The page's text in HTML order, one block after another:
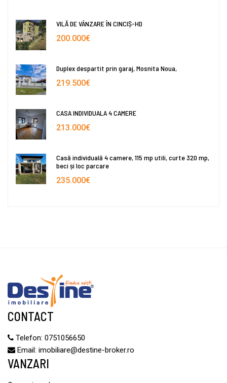
VILĂ DE VÂNZARE ÎN CINCIȘ-HD
200.000€
Duplex despartit prin garaj, Mosnita Noua,
219.500€
CASA INDIVIDUALA 4 CAMERE
213.000€
Casă individuală 4 camere, 115 mp utili, curte 320 mp,
beci și loc parcare
235.000€
CONTACT
Telefon: 0751056650
Email: imobiliare@destine-broker.ro
VANZARI